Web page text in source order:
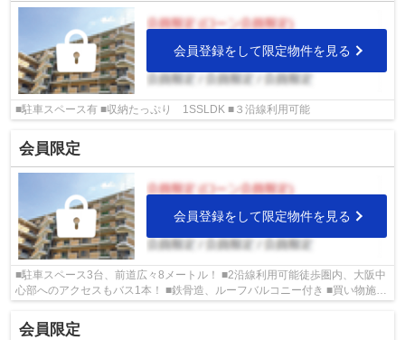
会員登録をして限定物件を見る
■駐車スペース有 ■収納たっぷり 1SSLDK ■３沿線利用可能
会員限定
会員登録をして限定物件を見る
■駐車スペース3台、前道広々8メートル！ ■2沿線利用可能徒歩圏内、大阪中
心部へのアクセスもバス1本！ ■鉄骨造、ルーフバルコニー付き ■買い物施設
会員限定